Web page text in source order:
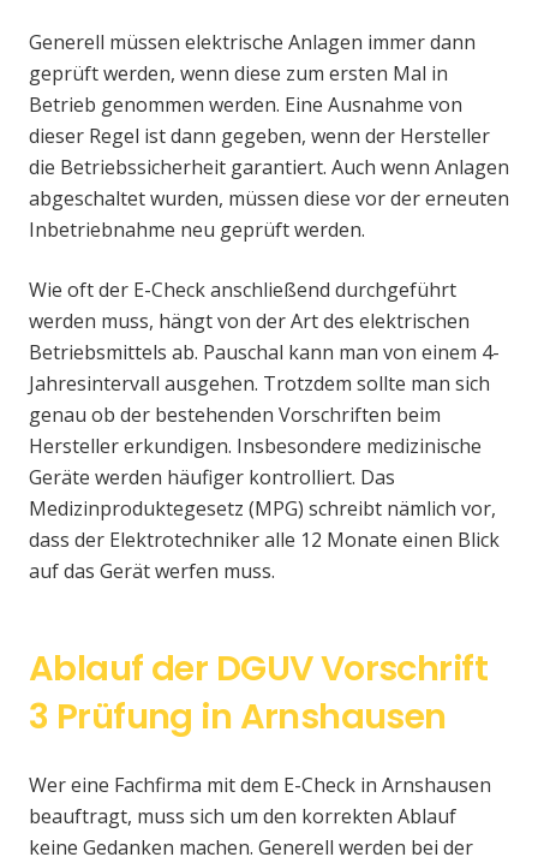
Generell müssen elektrische Anlagen immer dann
geprüft werden, wenn diese zum ersten Mal in
Betrieb genommen werden. Eine Ausnahme von
dieser Regel ist dann gegeben, wenn der Hersteller
die Betriebssicherheit garantiert. Auch wenn Anlagen
abgeschaltet wurden, müssen diese vor der erneuten
Inbetriebnahme neu geprüft werden.
Wie oft der E-Check anschließend durchgeführt
werden muss, hängt von der Art des elektrischen
Betriebsmittels ab. Pauschal kann man von einem 4-
Jahresintervall ausgehen. Trotzdem sollte man sich
genau ob der bestehenden Vorschriften beim
Hersteller erkundigen. Insbesondere medizinische
Geräte werden häufiger kontrolliert. Das
Medizinproduktegesetz (MPG) schreibt nämlich vor,
dass der Elektrotechniker alle 12 Monate einen Blick
auf das Gerät werfen muss.
Ablauf der DGUV Vorschrift
3 Prüfung in Arnshausen
Wer eine Fachfirma mit dem E-Check in Arnshausen
beauftragt, muss sich um den korrekten Ablauf
keine Gedanken machen. Generell werden bei der